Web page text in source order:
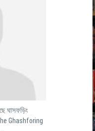
ঘাসফড়িং
Ghashforing